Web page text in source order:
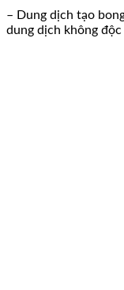
– Dung dịch tạo
dung dịch không